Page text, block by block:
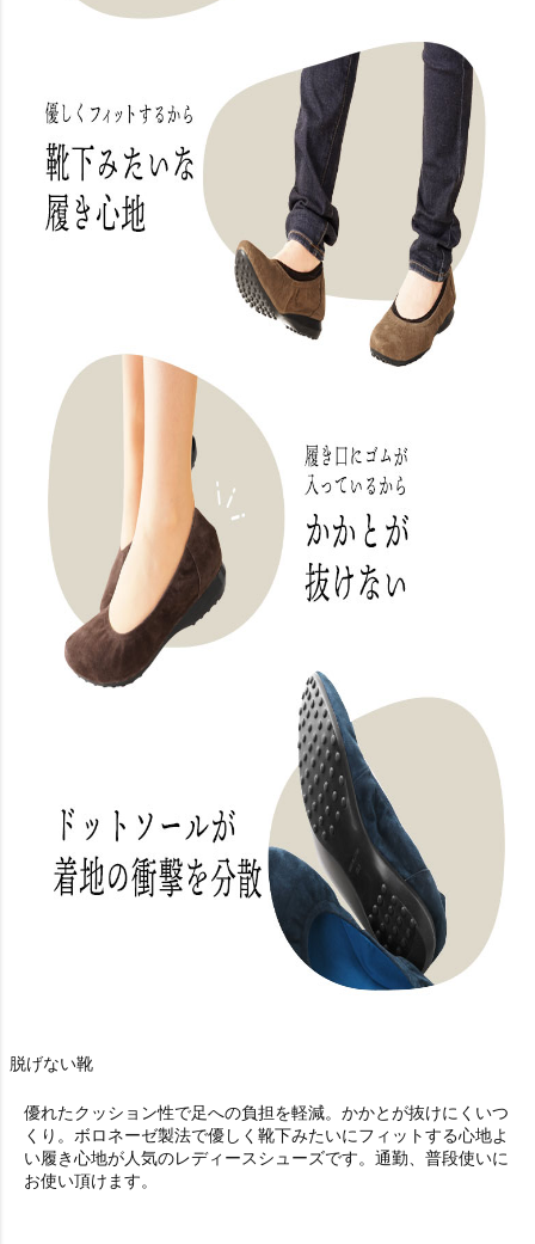
脱げない靴
優れたクッション性で足への負担を軽減。かかとが抜けにくいつ
くり。ボロネーゼ製法で優しく靴下みたいにフィットする心地よ
い履き心地が人気のレディースシューズです。通勤、普段使いに
お使い頂けます。